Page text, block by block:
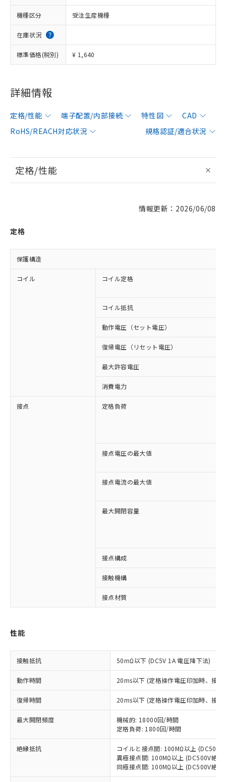
機種区分 受注生産機種
在庫状況
標準価格(税別) ¥ 1,640
詳細情報
定格/性能 端子配置/内部接続 特性図
CAD
RoHS/REACH対応状況
規格認証/適合状況
定格/性能
情報更新：2026/06/08
定格
保護構造
コイル コイル定格
コイル抵抗
動作電圧（セット電圧）
復帰電圧（リセット電圧）
最大許容電圧
消費電力
接点 定格負荷
接点電圧の最大値
接点電流の最大値
最大開閉容量
接点構成
接触機構
接点材質
性能
接触抵抗 50mΩ以下 (DC5V 1A 電圧降下法)
動作時間 20ms以下 (定格操作電圧印加時、接
復帰時間 20ms以下 (定格操作電圧印加時、接
最大開閉頻度
機械的: 18000回/時間
定格負荷: 1800回/時間
絶縁抵抗
コイルと接点間: 100MΩ以上
異極接点間: 100MΩ以上 (DC500V絶縁
同極接点間: 100MΩ以上 (DC500V絶縁
以下の条件をお読みいただき、同意のうえ
本サービスは、当社制御機器事業取扱
商品の当社在庫状況および標準価格
当社制御機器事業取扱商品の中には、
本サービスの対象外となる商品もある
ことをご了承ください。
在庫状況および標準価格照会結果は、
記載している更新日時点での社内デー
対応済み：EU RoHS指令（10物質）の
非含有に対応した製品が提供可能な商品で
対応予定なし：EU RoHS指令（10物質）の
非含有に非対応の商品で、対応品を出す予
定はありません。
調査・確認中：EU RoHS指令（10物質）の
非含有の対応状況を調査中または確認中の
非該当品：ライセンス料など無形物で、有
害物質有無と関係のない商品です。
仕入先様の事情により、非含有部品として
いたものが、含有品と判明した場合などや
むを得ず変更することがあります。
※1 中国RoHS○×表
「○」：最大均質材料含有率が中国RoHSの
基準値以下であることを示します。
「×」：最大均質材料含有率が中国RoHSの
基準値を超えていることを示します。
「－」：未確認です。当社販売部門へお問
当社は、これら貴社製品のうち、外国
為替および外国貿易法に定める商品
（以下｢規制貨物等」という）を輸出